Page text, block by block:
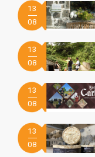
13
08
13
08
13
08
13
08